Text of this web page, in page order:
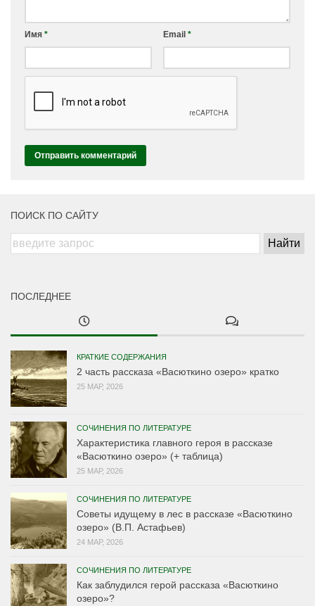
Имя * Email *
ПОИСК ПО САЙТУ
ПОСЛЕДНЕЕ
КРАТКИЕ СОДЕРЖАНИЯ
2 часть рассказа «Васюткино озеро» кратко
25 МАР, 2026
СОЧИНЕНИЯ ПО ЛИТЕРАТУРЕ
Характеристика главного героя в рассказе
«Васюткино озеро» (+ таблица)
25 МАР, 2026
СОЧИНЕНИЯ ПО ЛИТЕРАТУРЕ
Советы идущему в лес в рассказе «Васюткино
озеро» (В.П. Астафьев)
24 МАР, 2026
СОЧИНЕНИЯ ПО ЛИТЕРАТУРЕ
Как заблудился герой рассказа «Васюткино
озеро»?